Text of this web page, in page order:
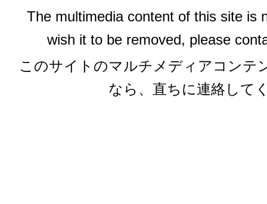
The multimedia content of this site is
wish it to be removed, please
このサイトのマルチメディアコンテ
なら、直ちに連絡して